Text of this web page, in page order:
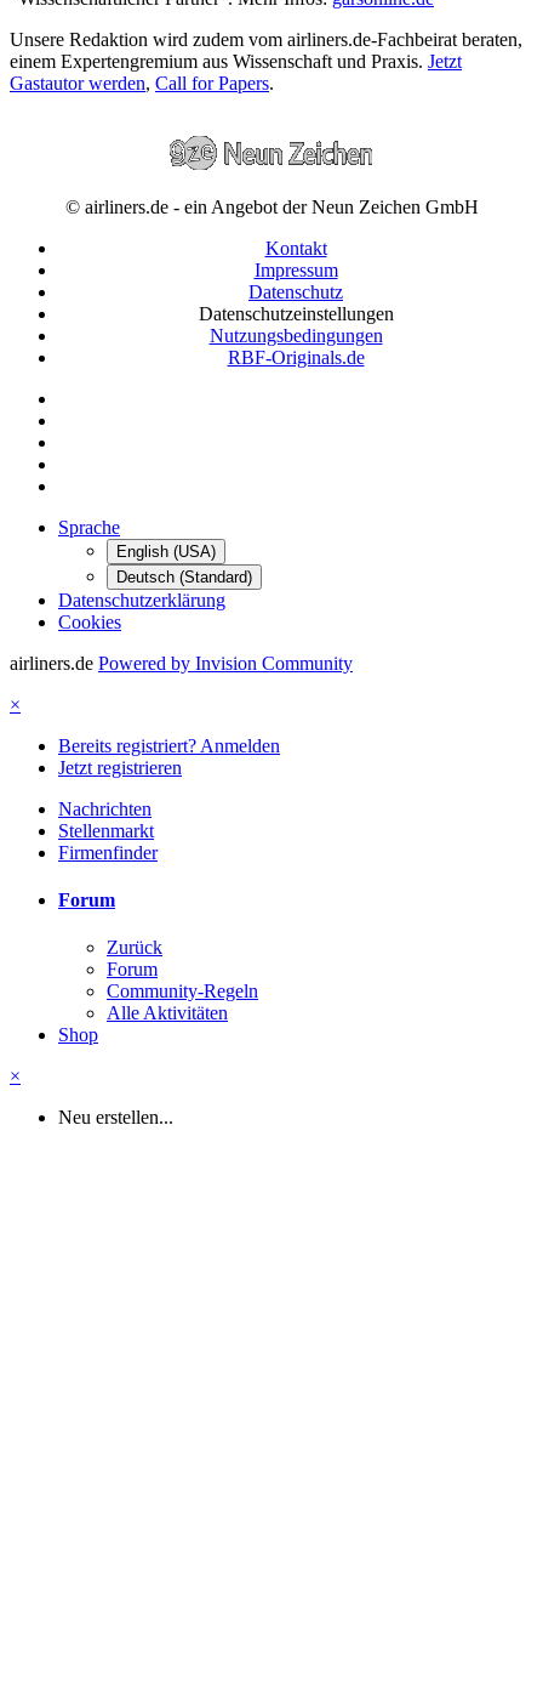
Unsere Redaktion wird zudem vom airliners.de-Fachbeirat beraten,
einem Expertengremium aus Wissenschaft und Praxis. Jetzt
Gastautor werden, Call for Papers.
© airliners.de - ein Angebot der Neun Zeichen GmbH
Kontakt
Impressum
Datenschutz
Datenschutzeinstellungen
Nutzungsbedingungen
RBF-Originals.de
Sprache
English (USA)
Deutsch (Standard)
Datenschutzerklärung
Cookies
airliners.de Powered by Invision Community
×
Bereits registriert? Anmelden
Jetzt registrieren
Nachrichten
Stellenmarkt
Firmenfinder
Forum
Zurück
Forum
Community-Regeln
Alle Aktivitäten
Shop
×
Neu erstellen...